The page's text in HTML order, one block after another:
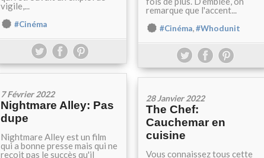
vigile,...
#Cinéma
remarque que l'accent...
#Cinéma,#Whodunit
7 Février 2022
Nightmare Alley: Pas
dupe
Nightmare Alley est un film
qui a bonne presse mais qui ne
reçoit pas le succès qu'il
28 Janvier 2022
The Chef:
Cauchemar en
cuisine
Vous connaissez tous cette